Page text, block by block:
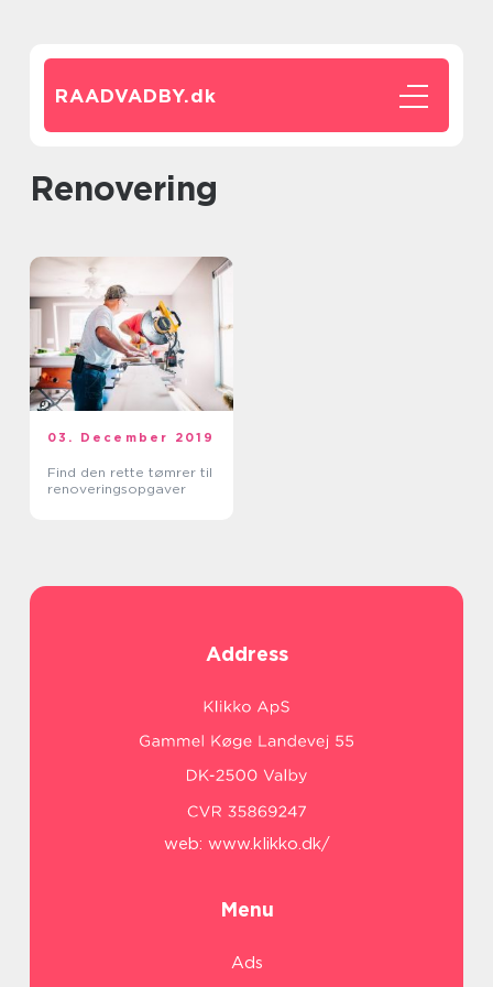
RAADVADBY.dk
renovering
03. December 2019
Find den rette tømrer til
renoveringsopgaver
Address
web: www.klikko.dk/
Menu
Ads